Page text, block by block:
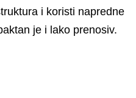
i koristi napredne
je i lako prenosiv.